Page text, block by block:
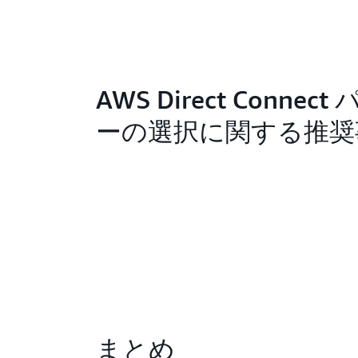
AWS Direct Connect
ーの選択に関する推
まとめ